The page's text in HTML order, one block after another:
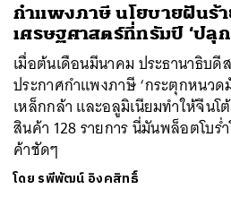
กำแพงภาษี นโยบายฝันร้
เศรษฐศาสตร์ที่ทรัมป์ ‘ปลุก
เมื่อต้นเดือนมีนาคม ประธานาธิบ
ประกาศกำแพงภาษี ‘กระตุกหนวด
เหล็กกล้า และอลูมิเนียมทำให้จีน
สินค้า 128 รายการ นี่มันพล็อตโบร่
ค้าชัดๆ
โดย รพีพัฒน์ อิงคสิทธิ์